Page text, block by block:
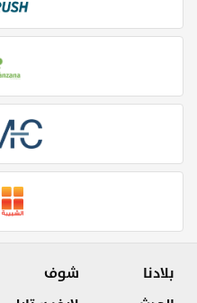
بلادنا
شوف